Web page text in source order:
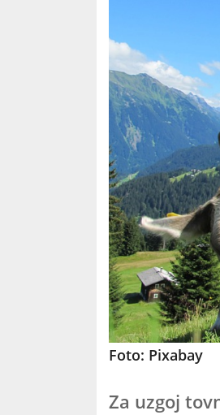
Foto: Pixabay
Za uzgoj